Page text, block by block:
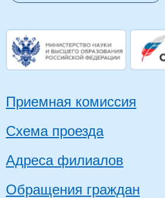
Приемная комиссия
Схема проезда
Адреса филиалов
Обращения граждан